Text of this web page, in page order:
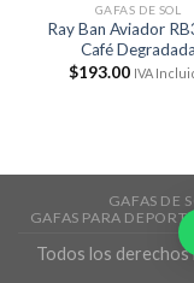
GAFAS DE SOL
Ray Ban Aviador
Café Degradada
$193.00 IVA
GAFAS DE
GAFAS PARA DEPORTES
Todos los